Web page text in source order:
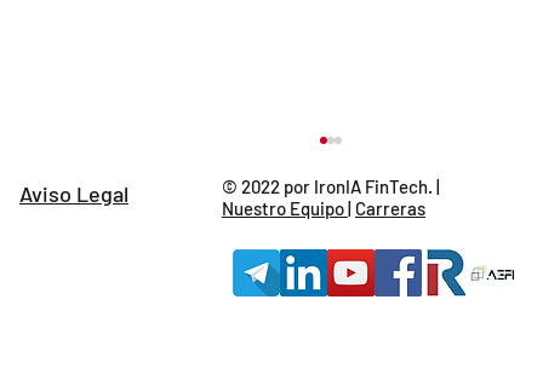
© 2022 por IronIA FinTech. |
Nuestro Equipo| Carreras
Aviso Legal